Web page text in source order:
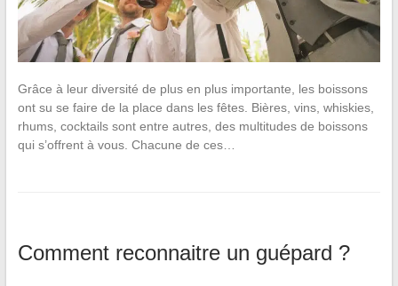
Grâce à leur diversité de plus en plus importante, les boissons
ont su se faire de la place dans les fêtes. Bières, vins, whiskies,
rhums, cocktails sont entre autres, des multitudes de boissons
qui s’offrent à vous. Chacune de ces…
Comment reconnaitre un guépard ?